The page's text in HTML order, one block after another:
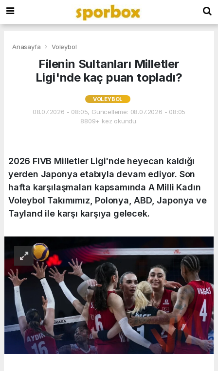
Anasayfa Voleybol
Filenin Sultanları Milletler
Ligi'nde kaç puan topladı?
VOLEYBOL
08.07.2026 - 08:05, Güncelleme: 08.07.2026 - 08:05
8809+ kez okundu.
2026 FIVB Milletler Ligi'nde heyecan kaldığı
yerden Japonya etabıyla devam ediyor. Son
hafta karşılaşmaları kapsamında A Milli Kadın
Voleybol Takımımız, Polonya, ABD, Japonya ve
Tayland ile karşı karşıya gelecek.